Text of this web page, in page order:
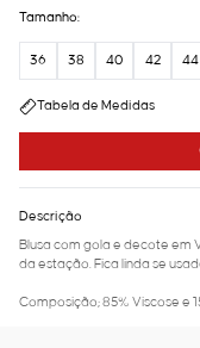
Tamanho:
36 38 40 42 44
Tabela de Medidas
Descrição
Blusa com gola e decote em
da estação. Fica linda se
Composição; 85% Viscose e